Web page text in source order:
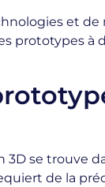
et
à
se trouve
de la